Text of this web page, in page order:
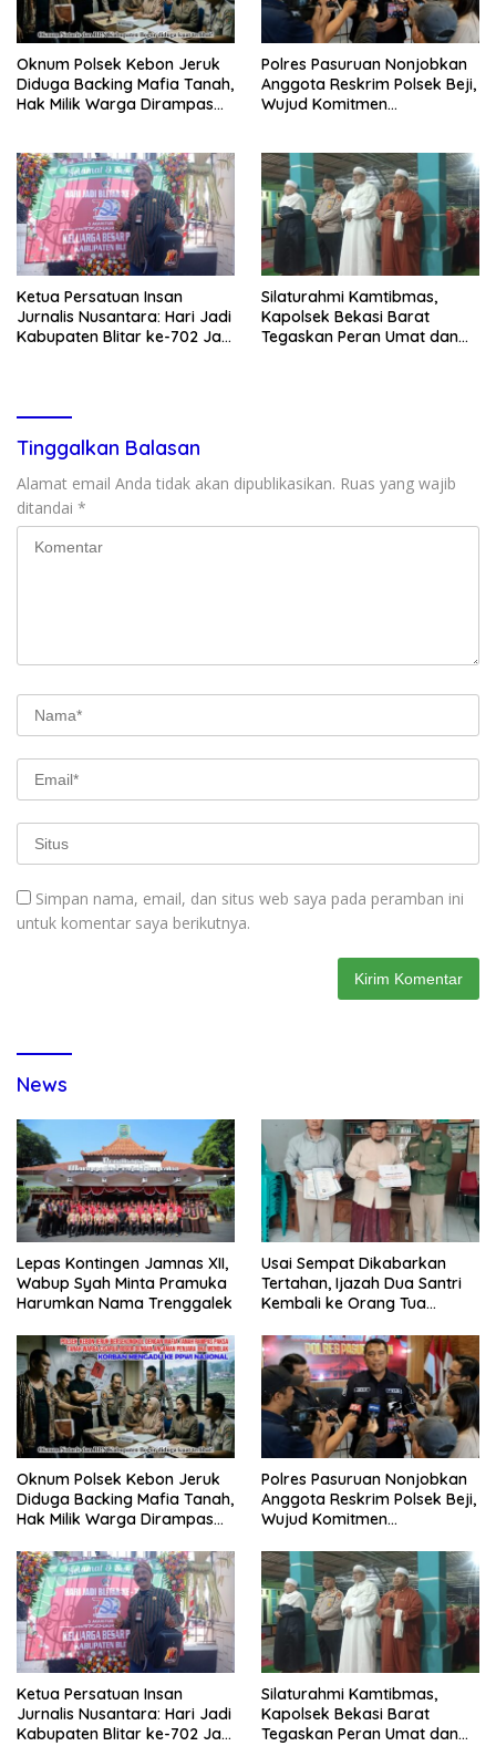
Oknum Polsek Kebon Jeruk
Diduga Backing Mafia Tanah,
Hak Milik Warga Dirampas
Polres Pasuruan Nonjobkan
Anggota Reskrim Polsek Beji,
Wujud Komitmen
Ketua Persatuan Insan
Jurnalis Nusantara: Hari Jadi
Kabupaten Blitar ke-702 Jadi
Silaturahmi Kamtibmas,
Kapolsek Bekasi Barat
Tegaskan Peran Umat dan
Tinggalkan Balasan
Alamat email Anda tidak akan dipublikasikan. Ruas yang wajib
ditandai *
Simpan nama, email, dan situs web saya pada peramban ini
untuk komentar saya berikutnya.
News
Lepas Kontingen Jamnas XII,
Wabup Syah Minta Pramuka
Harumkan Nama Trenggalek
Usai Sempat Dikabarkan
Tertahan, Ijazah Dua Santri
Kembali ke Orang Tua
Oknum Polsek Kebon Jeruk
Diduga Backing Mafia Tanah,
Hak Milik Warga Dirampas
Polres Pasuruan Nonjobkan
Anggota Reskrim Polsek Beji,
Wujud Komitmen
Dugaan Penganiayaan
Ketua Persatuan Insan
Jurnalis Nusantara: Hari Jadi
Kabupaten Blitar ke-702 Jadi
Silaturahmi Kamtibmas,
Kapolsek Bekasi Barat
Tegaskan Peran Umat dan